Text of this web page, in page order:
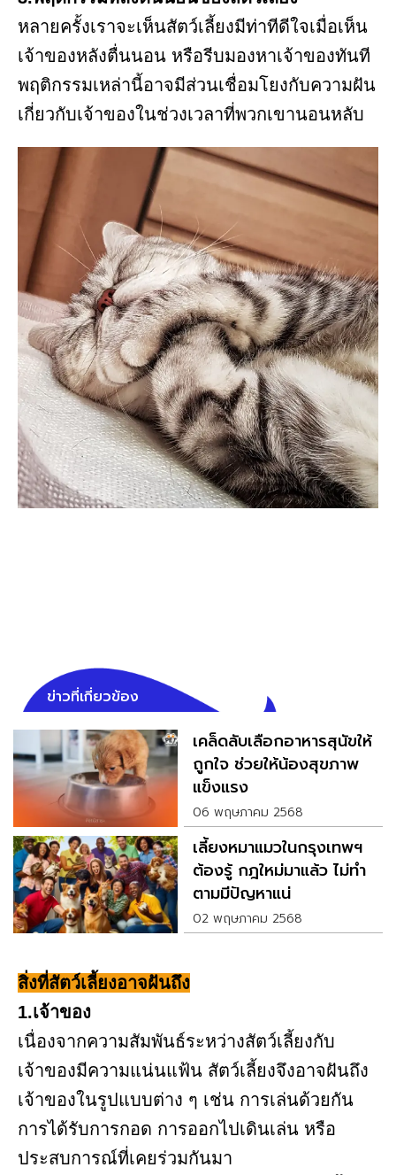
หลายครั้งเราจะเห็นสัตว์เลี้ยงมีท่าทีดีใจเมื่อเห็น
เจ้าของหลังตื่นนอน หรือรีบมองหาเจ้าของทันที
พฤติกรรมเหล่านี้อาจมีส่วนเชื่อมโยงกับความฝัน
เกี่ยวกับเจ้าของในช่วงเวลาที่พวกเขานอนหลับ
ข่าวที่เกี่ยวข้อง
เคล็ดลับเลือกอาหารสุนัขให้
ถูกใจ ช่วยให้น้องสุขภาพ
แข็งแรง
06 พฤษภาคม 2568
เลี้ยงหมาแมวในกรุงเทพฯ
ต้องรู้ กฎใหม่มาแล้ว ไม่ทำ
ตามมีปัญหาแน่
02 พฤษภาคม 2568
สิ่งที่สัตว์เลี้ยงอาจฝันถึง
1.เจ้าของ
เนื่องจากความสัมพันธ์ระหว่างสัตว์เลี้ยงกับ
เจ้าของมีความแน่นแฟ้น สัตว์เลี้ยงจึงอาจฝันถึง
เจ้าของในรูปแบบต่าง ๆ เช่น การเล่นด้วยกัน
การได้รับการกอด การออกไปเดินเล่น หรือ
ประสบการณ์ที่เคยร่วมกันมา